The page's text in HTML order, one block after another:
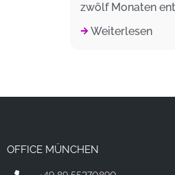
zwölf Monaten
Weiterlesen
OFFICE MÜNCHEN